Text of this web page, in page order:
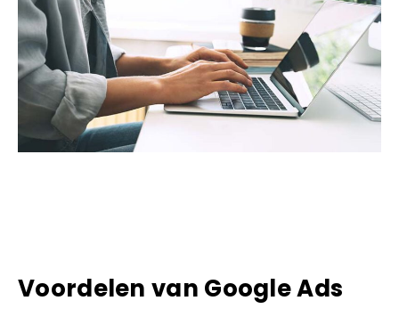
Voordelen van Google Ads